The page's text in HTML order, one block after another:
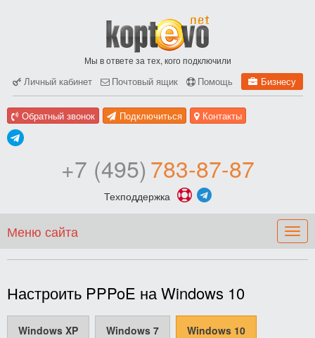
Мы в ответе за тех, кого подключили
Личный кабинет Почтовый ящик Помощь Бизнесу
Обратный звонок Подключиться Контакты
+7 (495)783-87-87
Техподдержка
Меню сайта
Настроить PPPoE на Windows 10
Windows XP Windows 7 Windows 10